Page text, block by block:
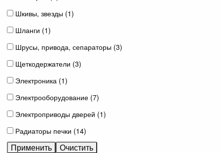
Шкивы, звезды (1)
Шланги (1)
Шрусы, привода, сепараторы (3)
Щеткодержатели (3)
Электроника (1)
Электрооборудование (7)
Электроприводы дверей (1)
Радиаторы печки (14)